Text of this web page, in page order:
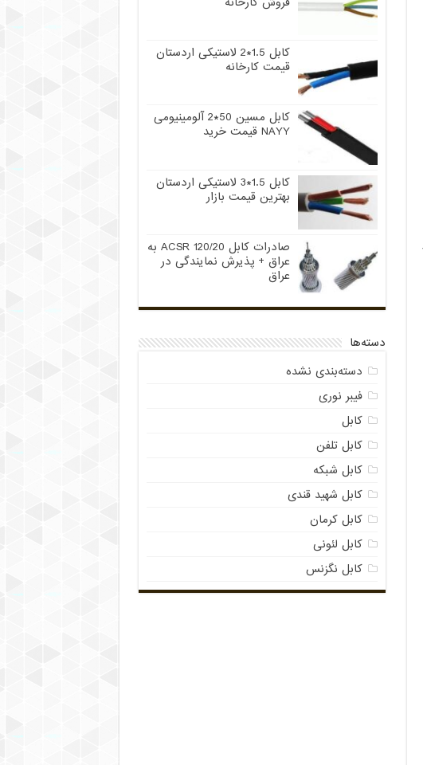
کابل 1.5*2 لاستیکی اردستان
قیمت کارخانه
کابل مسین 50*2 آلومینیومی
NAYY قیمت خرید
کابل 1.5*3 لاستیکی اردستان
بهترین قیمت بازار
صادرات کابل 120/20 ACSR به
عراق + پذیرش نمایندگی در
عراق
دسته‌ها
دسته‌بندی نشده
فیبر نوری
کابل
کابل تلفن
کابل شبکه
کابل شهید قندی
کابل کرمان
کابل لئونی
کابل نگزنس